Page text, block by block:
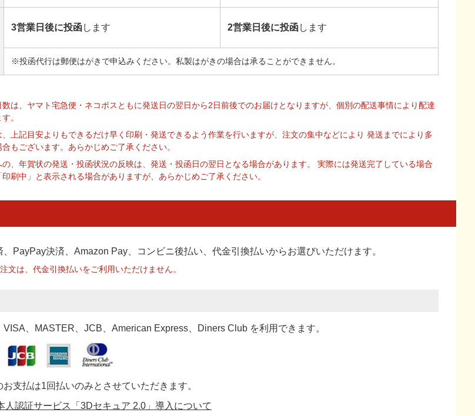
3営業日後に投函します 2営業日後に投函します
※投函代行は郵便はがきで申込みください。私製はがきの場合は承ることができません。
は、ヤマト宅急便・ネコポスともに発送日の翌日から2日前後でのお届けとなりますが、個別の配送事情により配達
。
上記目安よりもできるだけ早く印刷・発送できるよう作業を行いますが、注文の集中などにより 発送までにより多
もございます。あらかじめご了承ください。
、年賀状の発送・投函状況の反映は、発送・投函日の翌日となる場合があります。 実際には発送完了している場合
刷中」と表示される場合がありますが、あらかじめご了承ください。
、PayPay決済 、Amazon Pay、コンビニ後払い、代金引換払いからお選びいただけます。
文は、代金引換払いをご利用いただけません。
VISA、MASTER、JCB、American Express、Diners Club を利用できます。
支払は1回払いのみとさせていただきます。
人認証サービス「3Dセキュア 2.0」導入について